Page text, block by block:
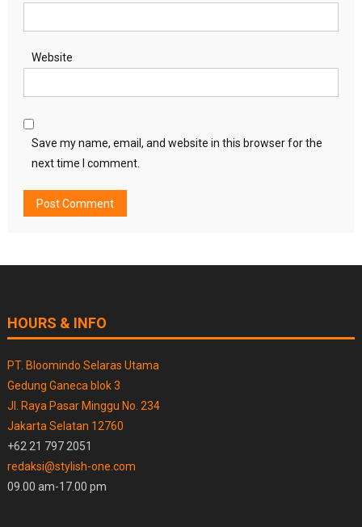
Website
Save my name, email, and website in this browser for the
next time I comment.
HOURS & INFO
PT. Bloomindo Selaras Utama
Gedung Ganeca blok 3
Jl. Raya Pasar Minggu No. 234
Jakarta Selatan 12760
+62 21 797 2051
redaksi@stylish-one.com
09.00 am-17.00 pm